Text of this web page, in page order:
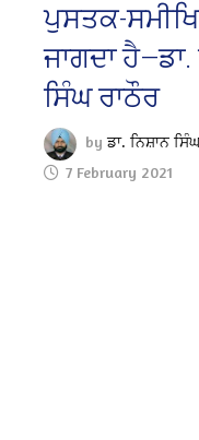
ਪੁਸਤਕ-
ਜਾਗਦਾ ਹੈ—ਡਾ.
ਸਿੰਘ ਰਾਠੌਰ
byਡਾ. ਨਿਸ਼ਾਨ
7 February 2021